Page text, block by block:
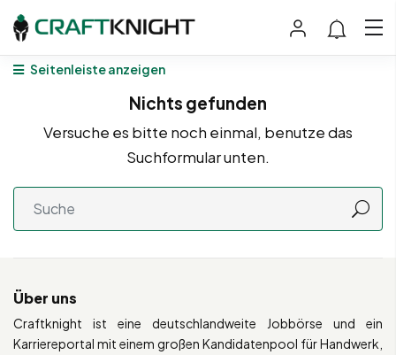
Seitenleiste anzeigen
Nichts gefunden
Versuche es bitte noch einmal, benutze das
Suchformular unten.
Über uns
Craftknight ist eine deutschlandweite Jobbörse und ein
Karriereportal mit einem großen Kandidatenpool für Handwerk,